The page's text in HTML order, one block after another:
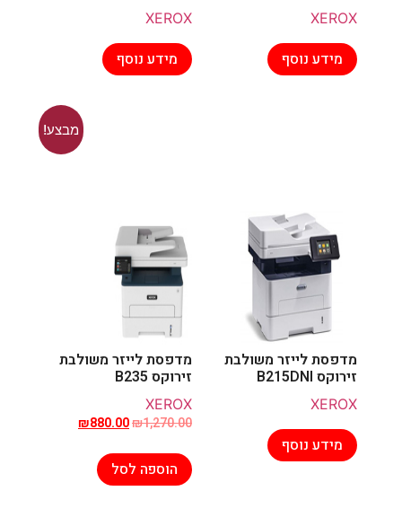
XEROX
מידע נוסף
XEROX
מידע נוסף
מדפסת לייזר משולבת
זירוקס B215DNI
XEROX
מידע נוסף
מבצע!
מדפסת לייזר משולבת
זירוקס B235
XEROX
₪1,270.00
₪880.00
הוספה לסל